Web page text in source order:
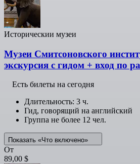
Историческии музеи
Музеи Смитсоновского
экскурсия с гидом + вход по
Есть билеты на сегодня
Длительность: 3 ч.
Гид, говорящий на английский
Группа не более 12 чел.
Показать «Что включено»
От
89,00 $